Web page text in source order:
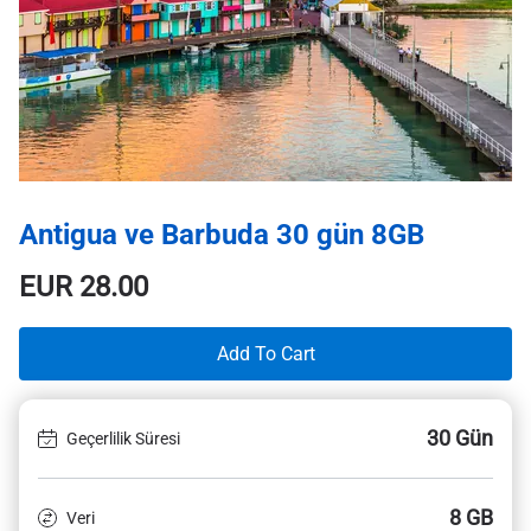
Antigua ve Barbuda 30 gün 8GB
EUR28.00
Add To Cart
Geçerlilik Süresi 30 Gün
Veri 8 GB